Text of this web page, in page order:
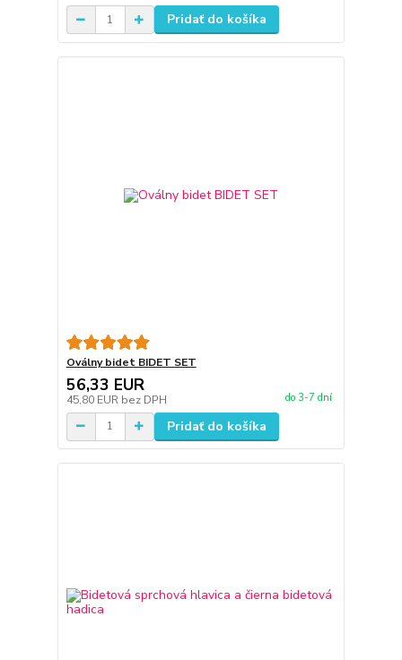
Pridať do košíka
Oválny bidet BIDET SET
56,33 EUR
45,80 EUR bez DPH do 3-7 dní
Pridať do košíka